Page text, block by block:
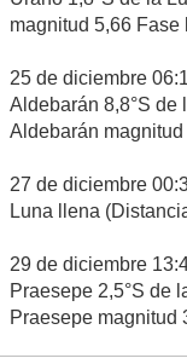
magnitud 5,66 Fase
25 de diciembre
Aldebarán 8,8°S de
Aldebarán
27 de diciembre
Luna llena
29 de diciembre
Praesepe 2,5°S de
Praesepe magnitud